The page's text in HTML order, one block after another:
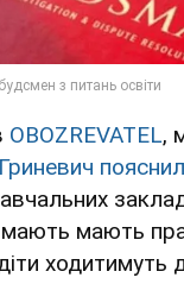
OBOZREVATEL,
Гриневич
мають мають
ходитимуть